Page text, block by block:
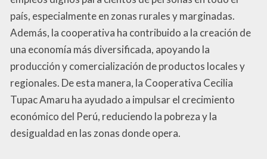
país, especialmente en zonas rurales y marginadas.
Además, la cooperativa ha contribuido a la creación de
una economía más diversificada, apoyando la
producción y comercialización de productos locales y
regionales. De esta manera, la Cooperativa Cecilia
Tupac Amaru ha ayudado a impulsar el crecimiento
económico del Perú, reduciendo la pobreza y la
desigualdad en las zonas donde opera.